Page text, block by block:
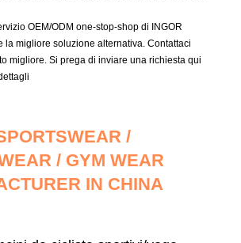
OEM/ODM one-stop-shop di INGOR
la migliore soluzione alternativa. Contattaci
migliore. Si prega di inviare una richiesta qui
/
/ GYM WEAR
IN CHINA